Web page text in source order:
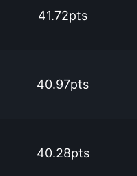
41.72pts
40.97pts
40.28pts